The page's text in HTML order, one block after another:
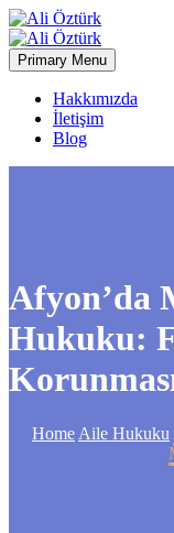
Primary Menu
Hakkımızda
İletişim
Blog
Afyon’da
Hukuku:
Home Aile Hukuku